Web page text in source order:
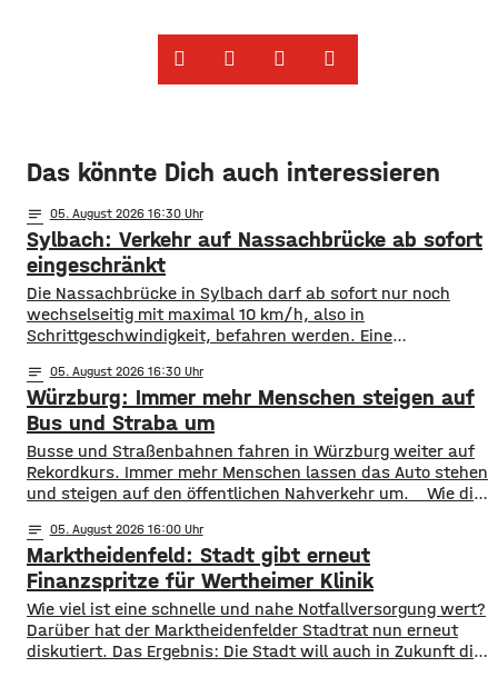
Das könnte Dich auch interessieren
notes 05. August 2026 16:30
Sylbach: Verkehr auf Nassachbrücke ab sofort
eingeschränkt
Die Nassachbrücke in Sylbach darf ab sofort nur noch
wechselseitig mit maximal 10 km/h, also in
Schrittgeschwindigkeit, befahren werden. Eine
Landratsamt am Mittwochnachmittag veröffentlicht.
Hintergrund ist das der Schwerlastverkehr aufgrund der
kurzfristigen Sperrung der Nassachbrücke in Haßfurt
deutlich zugenommen hat. Durch die Begrenzung der
Höchstgeschwindigkeit soll das über 50 Jahre
notes 05. August 2026 16:30
Würzburg: Immer mehr Menschen steigen auf
Bus und Straba um
​​Busse und Straßenbahnen fahren in Würzburg weiter auf
Rekordkurs. Immer mehr Menschen lassen das Auto stehen
und steigen auf den öffentlichen Nahverkehr um. ​Wie die
so viele Fahrgäste transportiert wie nie zuvor. Insgesamt
waren knapp 18 Millionen Menschen im öffentlichen
Nahverkehr unterwegs. ​Besonders deutlich zeigt sich
notes 05. August 2026 16:00
Marktheidenfeld: Stadt gibt erneut
Finanzspritze für Wertheimer Klinik
​​Wie viel ist eine schnelle und nahe Notfallversorgung wert?
Darüber hat der Marktheidenfelder Stadtrat nun erneut
diskutiert. Das Ergebnis: Die Stadt will auch in Zukunft die